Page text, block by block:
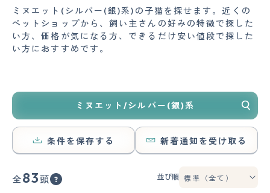
ミヌエット(シルバー(銀)系)の子猫を探せます。近くの
ペットショップから、飼い主さんの好みの特徴で探した
い方、価格が気になる方、できるだけ安い値段で探した
い方におすすめです。
ミヌエット/シルバー(銀)系
条件を保存する 新着通知を受け取る
全83 頭 並び順